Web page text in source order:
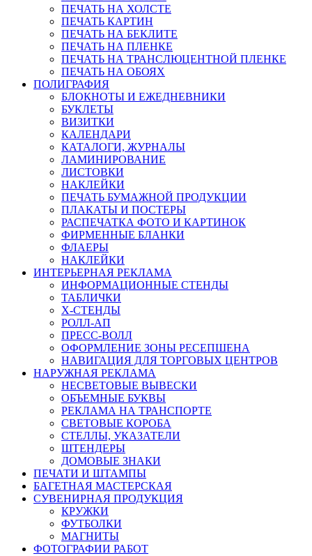
ПЕЧАТЬ НА ХОЛСТЕ
ПЕЧАТЬ КАРТИН
ПЕЧАТЬ НА БЕКЛИТЕ
ПЕЧАТЬ НА ПЛЕНКЕ
ПЕЧАТЬ НА ТРАНСЛЮЦЕНТНОЙ ПЛЕНКЕ
ПЕЧАТЬ НА ОБОЯХ
ПОЛИГРАФИЯ
БЛОКНОТЫ И ЕЖЕДНЕВНИКИ
БУКЛЕТЫ
ВИЗИТКИ
КАЛЕНДАРИ
КАТАЛОГИ, ЖУРНАЛЫ
ЛАМИНИРОВАНИЕ
ЛИСТОВКИ
НАКЛЕЙКИ
ПЕЧАТЬ БУМАЖНОЙ ПРОДУКЦИИ
ПЛАКАТЫ И ПОСТЕРЫ
РАСПЕЧАТКА ФОТО И КАРТИНОК
ФИРМЕННЫЕ БЛАНКИ
ФЛАЕРЫ
НАКЛЕЙКИ
ИНТЕРЬЕРНАЯ РЕКЛАМА
ИНФОРМАЦИОННЫЕ СТЕНДЫ
ТАБЛИЧКИ
X-СТЕНДЫ
РОЛЛ-АП
ПРЕСС-ВОЛЛ
ОФОРМЛЕНИЕ ЗОНЫ РЕСЕПШЕНА
НАВИГАЦИЯ ДЛЯ ТОРГОВЫХ ЦЕНТРОВ
НАРУЖНАЯ РЕКЛАМА
НЕСВЕТОВЫЕ ВЫВЕСКИ
ОБЪЕМНЫЕ БУКВЫ
РЕКЛАМА НА ТРАНСПОРТЕ
СВЕТОВЫЕ КОРОБА
СТЕЛЛЫ, УКАЗАТЕЛИ
ШТЕНДЕРЫ
ДОМОВЫЕ ЗНАКИ
ПЕЧАТИ И ШТАМПЫ
БАГЕТНАЯ МАСТЕРСКАЯ
СУВЕНИРНАЯ ПРОДУКЦИЯ
КРУЖКИ
ФУТБОЛКИ
МАГНИТЫ
ФОТОГРАФИИ РАБОТ